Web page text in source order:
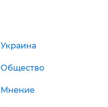
Украина
Общество
Мнение